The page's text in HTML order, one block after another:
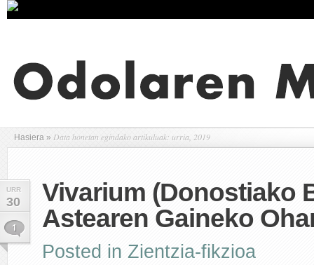
Hasiera » Data honetan egindako artikuluak: urria, 2019
URR
30
1
Vivarium (Donostiako
Astearen Gaineko
Posted in Zientzia-fikzioa